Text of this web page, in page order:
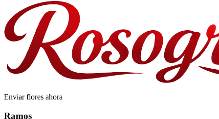
Enviar flores ahora
Ramos